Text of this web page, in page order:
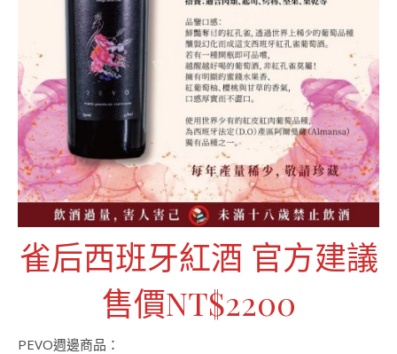
雀后西班牙紅酒 官方建議
售價NT$2200
PEVO週邊商品：